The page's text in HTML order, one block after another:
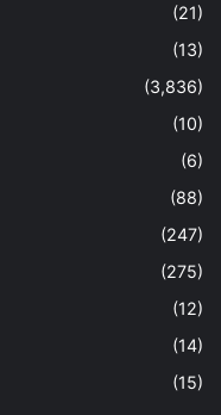
(21)
(13)
(3,836)
(10)
(6)
(88)
(247)
(275)
(12)
(14)
(15)